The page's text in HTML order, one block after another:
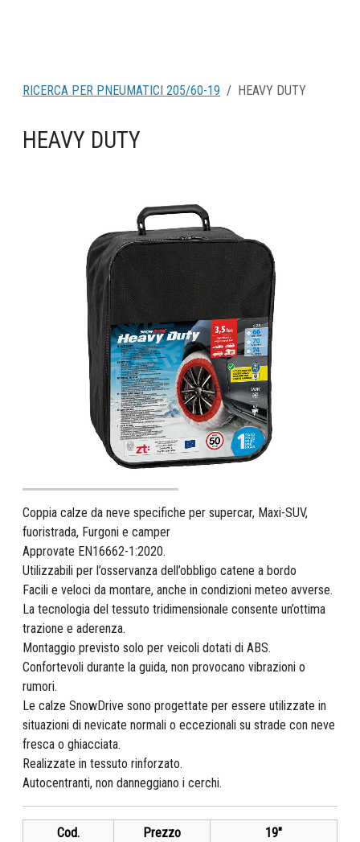
RICERCA PER PNEUMATICI 205/60-19 HEAVY DUTY
HEAVY DUTY
Coppia calze da neve specifiche per supercar, Maxi-SUV,
fuoristrada, Furgoni e camper
Approvate EN16662-1:2020.
Utilizzabili per l’osservanza dell’obbligo catene a bordo
Facili e veloci da montare, anche in condizioni meteo avverse.
La tecnologia del tessuto tridimensionale consente un’ottima
trazione e aderenza.
Montaggio previsto solo per veicoli dotati di ABS.
Confortevoli durante la guida, non provocano vibrazioni o
rumori.
Le calze SnowDrive sono progettate per essere utilizzate in
situazioni di nevicate normali o eccezionali su strade con neve
fresca o ghiacciata.
Realizzate in tessuto rinforzato.
Autocentranti, non danneggiano i cerchi.
Cod. Prezzo
19"